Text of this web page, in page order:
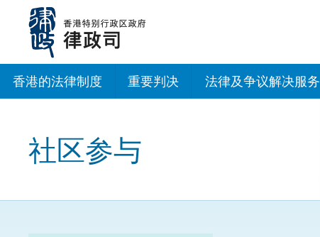
内
香港的法律制度 重要判决 法律及争议解决服务
社区参与